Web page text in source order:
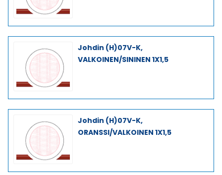
Johdin (H)07V-K,
VALKOINEN/SININEN 1X1,5
Johdin (H)07V-K,
ORANSSI/VALKOINEN 1X1,5